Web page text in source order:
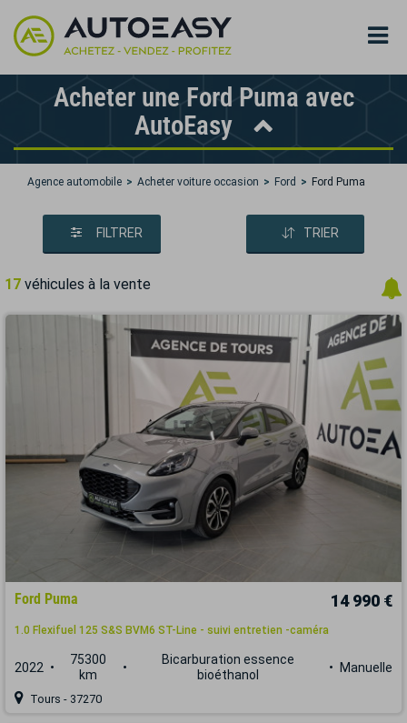
Acheter une Ford Puma avec
AutoEasy
Agence automobile Acheter voiture occasion Ford Ford Puma
FILTRER TRIER
17 véhicules à la vente
Ford Puma 14 990 €
1.0 Flexifuel 125 S&S BVM6 ST-Line - suivi entretien -caméra
2022
75300
km
Bicarburation essence
bioéthanol
Manuelle
Tours - 37270